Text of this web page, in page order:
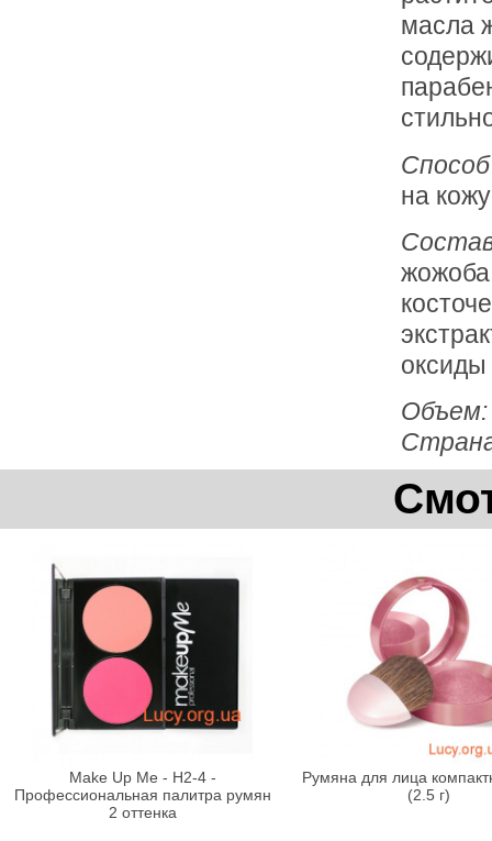
масла
на
Make Up Me - H2-4 -
Профессиональная палитра румян
2 оттенка
Румяна для лица
(2.5 г)